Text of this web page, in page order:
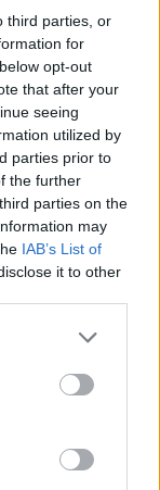
third parties, or
for
opt-out
that after your
seeing
utilized by
parties prior to
the further
parties on the
may
IAB’s List of
it to other
more Google
may click to
party tags to
below Google
en
Si tienes
el típico futbolista
plazo, no sólo
de titular y
de valor
y
de acciones
1,1 tiros, 1,0
con su
o Guedes